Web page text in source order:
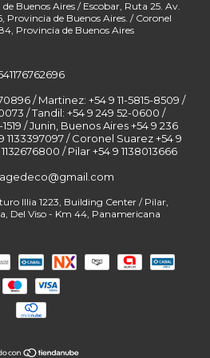
/ Martinez: +54 9 11-5815-8509 /
/ Tandil: +54 9 249 52-0600 /
/ Junin, Buenos Aires +54 9 236
1133397097 / Coronel Suarez +54 9